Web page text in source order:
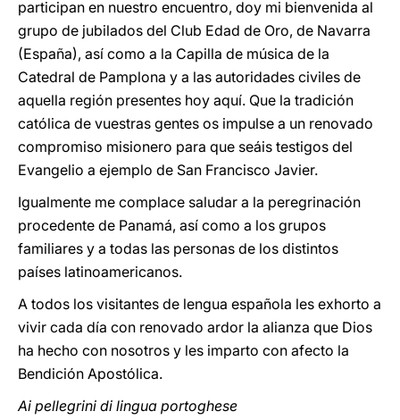
participan en nuestro encuentro, doy mi bienvenida al
grupo de jubilados del Club Edad de Oro, de Navarra
(España), así como a la Capilla de música de la
Catedral de Pamplona y a las autoridades civiles de
aquella región presentes hoy aquí. Que la tradición
católica de vuestras gentes os impulse a un renovado
compromiso misionero para que seáis testigos del
Evangelio a ejemplo de San Francisco Javier.
Igualmente me complace saludar a la peregrinación
procedente de Panamá, así como a los grupos
familiares y a todas las personas de los distintos
países latinoamericanos.
A todos los visitantes de lengua española les exhorto a
vivir cada día con renovado ardor la alianza que Dios
ha hecho con nosotros y les imparto con afecto la
Bendición Apostólica.
Ai pellegrini di lingua portoghese